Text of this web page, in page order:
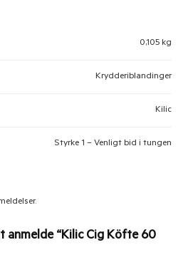
0,105 kg
Krydderiblandinger
Kilic
Styrke 1 – Venligt bid i tungen
“Kilic Cig Köfte 60